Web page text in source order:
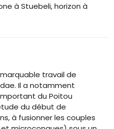
à Stuebeli, horizon à
travail de
Il a notamment
du Poitou
du début de
à fusionner les couples